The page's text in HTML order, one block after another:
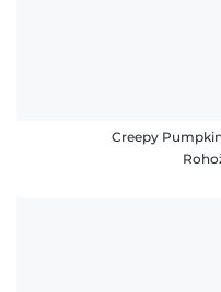
Creepy